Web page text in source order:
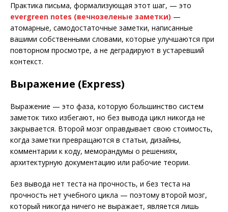
Практика письма, формализующая этот шаг, — это
evergreen notes (вечнозеленые заметки) —
атомарные, самодостаточные заметки, написанные
вашими собственными словами, которые улучшаются при
повторном просмотре, а не деградируют в устаревший
контекст.
Выражение (Express)
Выражение — это фаза, которую большинство систем
заметок тихо избегают, но без вывода цикл никогда не
закрывается. Второй мозг оправдывает свою стоимость,
когда заметки превращаются в статьи, дизайны,
комментарии к коду, меморандумы о решениях,
архитектурную документацию или рабочие теории.
Без вывода нет теста на прочность, и без теста на
прочность нет учебного цикла — поэтому второй мозг,
который никогда ничего не выражает, является лишь